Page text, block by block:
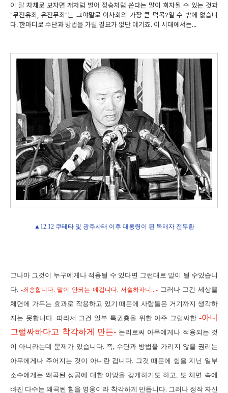
이 말 자체로 보자면 개처럼 벌어 정승처럼 쓴다는 말이 회자될 수 있는 것과
"무전유죄, 유전무죄"는 그야말로 이사회의 가장 큰 덕목?일 수 밖에 없습니
다. 한마디로 수단과 방법을 가릴 필요가 없단 얘기죠. 이 시대에서는...
▲12.12 쿠테타 및 광주사태 이후 대통령이 된 독재자 전두환
그나마 그것이 누구에게나 적용될 수 있다면 그런대로 말이 될 수있습니
다. -죄송합니다. 말이 안되는 얘깁니다. 서술하자니...- 그러나 그건 세상을
체면에 가두는 효과로 작용하고 있기 때문에 사람들은 거기까지 생각하
지는 못합니다. 따라서 그건 일부 특권층을 위한 아주 그럴싸한 -아니
그럴싸하다고 착각하게 만든- 논리로써 아무에게나 적용되는 것
이 아니라는데 문제가 있습니다. 즉, 수단과 방법을 가리지 않을 권리는
아무에게나 주어지는 것이 아니란 겁니다. 그것 때문에 힘을 지닌 일부
소수에게는 왜곡된 성공에 대한 야망을 갖게하기도 하고, 또 체면 속에
빠진 다수는 왜곡된 힘을 영웅이라 착각하게 만듭니다. 그러나 정작 자신